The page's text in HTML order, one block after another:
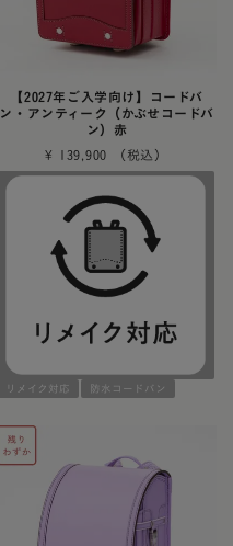
【2027年ご入学向け】コードバ
ン・アンティーク（かぶせコードバ
ン）赤
¥
139,900
リメイク対応 防水コードバン